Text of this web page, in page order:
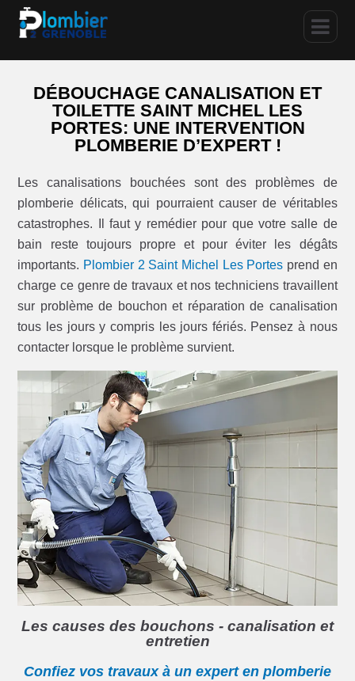
DÉBOUCHAGE CANALISATION ET
TOILETTE SAINT MICHEL LES
PORTES: UNE INTERVENTION
PLOMBERIE D’EXPERT !
Les canalisations bouchées sont des problèmes de
plomberie délicats, qui pourraient causer de véritables
catastrophes. Il faut y remédier pour que votre salle de
bain reste toujours propre et pour éviter les dégâts
importants. Plombier 2 Saint Michel Les Portes prend en
charge ce genre de travaux et nos techniciens travaillent
sur problème de bouchon et réparation de canalisation
tous les jours y compris les jours fériés. Pensez à nous
contacter lorsque le problème survient.
Les causes des bouchons - canalisation et
entretien
Confiez vos travaux à un expert en plomberie